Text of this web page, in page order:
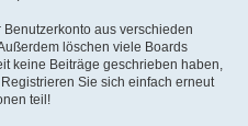
aus verschieden
löschen viele Boards
keine Beiträge geschrieben haben,
Sie sich einfach erneut
teil!